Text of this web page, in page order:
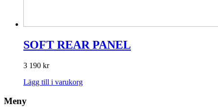
SOFT REAR PANEL
3 190 kr
Lägg till i varukorg
Meny